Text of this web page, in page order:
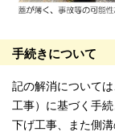
手続きについて
記の解消について
工事）に基づく手
下げ工事、また側